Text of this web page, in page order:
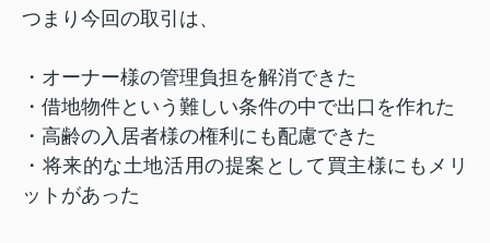
つまり今回の取引は、
・オーナー様の管理負担を解消できた
・借地物件という難しい条件の中で出口を作れた
・高齢の入居者様の権利にも配慮できた
・将来的な土地活用の提案として買主様にもメリ
ットがあった